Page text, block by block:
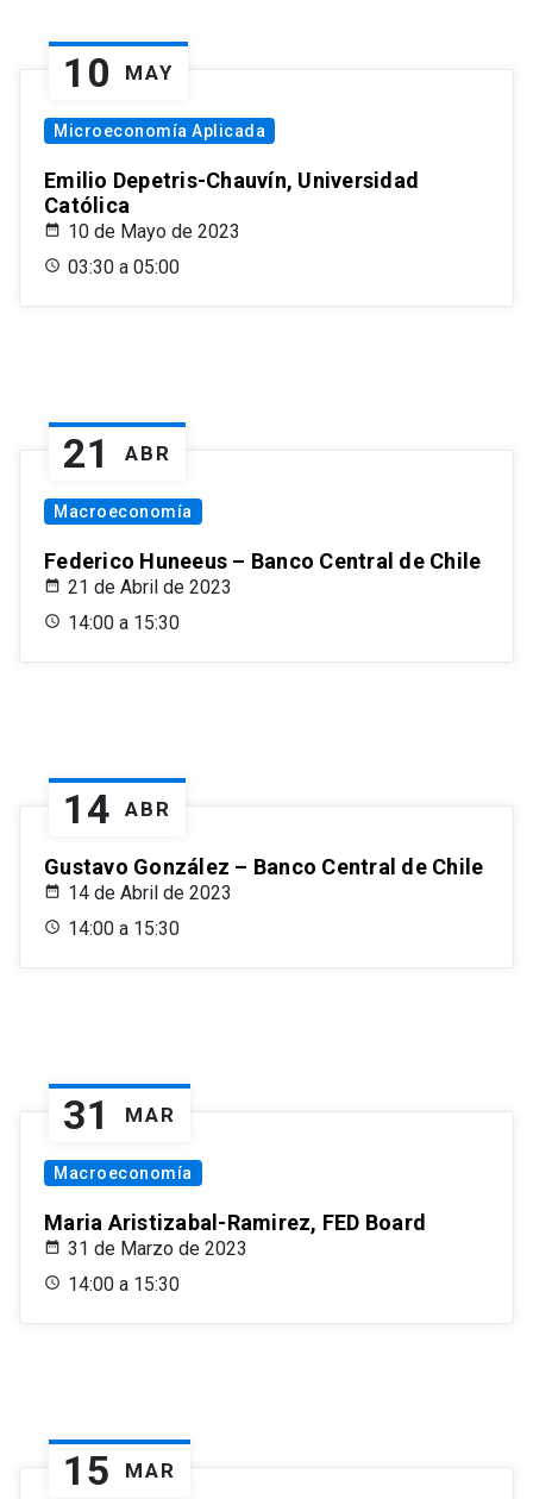
10 MAY
Microeconomía Aplicada
Emilio Depetris-Chauvín, Universidad
Católica
10 de Mayo de 2023
03:30 a 05:00
21 ABR
Macroeconomía
Federico Huneeus – Banco Central de Chile
21 de Abril de 2023
14:00 a 15:30
14 ABR
Gustavo González – Banco Central de Chile
14 de Abril de 2023
14:00 a 15:30
31 MAR
Macroeconomía
Maria Aristizabal-Ramirez, FED Board
31 de Marzo de 2023
14:00 a 15:30
15 MAR